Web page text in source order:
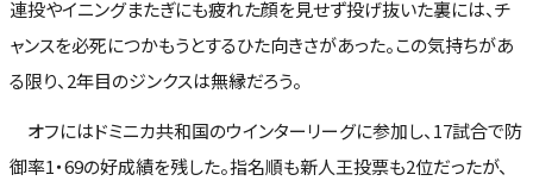
連投やイニングまたぎにも疲れた顔を見せず投げ抜いた裏には、チ
ャンスを必死につかもうとするひた向きさがあった。この気持ちがあ
る限り、2年目のジンクスは無縁だろう。
オフにはドミニカ共和国のウインターリーグに参加し、17試合で防
御率1・69の好成績を残した。指名順も新人王投票も2位だったが、